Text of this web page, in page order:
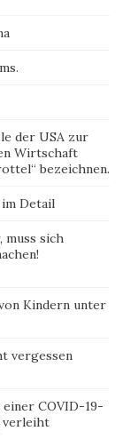
der USA zur
Wirtschaft
bezeichnen.
im Detail
sich
Kindern unter
vergessen
COVID-19-
verleiht